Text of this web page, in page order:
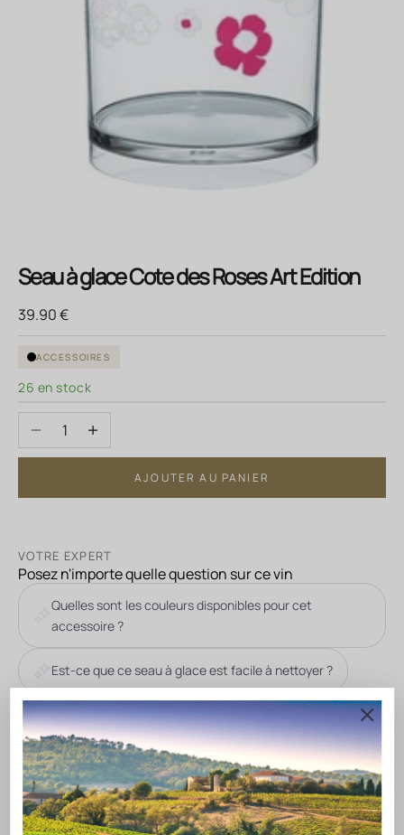
Seau à glace Cote des Roses Art Edition
Prix de vente
39.90 €
ACCESSOIRES
26 en stock
Diminuer la quantitéAugmenter la quantité
AJOUTER AU PANIER
VOTRE EXPERT
Posez n'importe quelle question sur ce vin
Quelles sont les couleurs disponibles pour cet
accessoire ?
Est-ce que ce seau à glace est facile à nettoyer ?
DESCRIPTION DU VIN
Ce seau à glace Cote des Roses Art Edition est l'accessoire
parfait pour garder votre bouteille au frais. Avec ses couleurs